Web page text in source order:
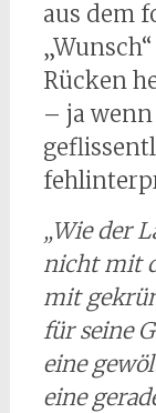
aus dem
Rücken
– ja
„Wie der
nicht mit
mit
für seine
eine
eine